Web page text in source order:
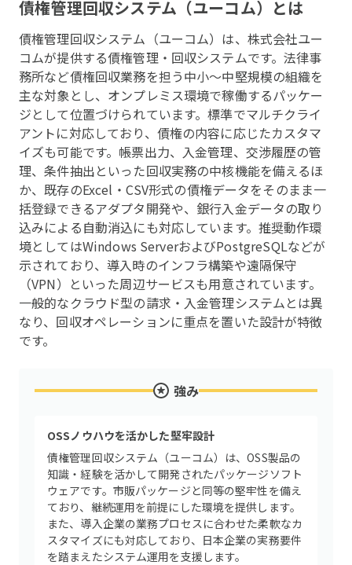
債権管理回収システム（ユーコム） とは
債権管理回収システム（ユーコム）は、株式会社ユー
コムが提供する債権管理・回収システムです。法律事
務所など債権回収業務を担う中小〜中堅規模の組織を
主な対象とし、オンプレミス環境で稼働するパッケー
ジとして位置づけられています。標準でマルチクライ
アントに対応しており、債権の内容に応じたカスタマ
イズも可能です。帳票出力、入金管理、交渉履歴の管
理、条件抽出といった回収実務の中核機能を備えるほ
か、既存のExcel・CSV形式の債権データをそのまま一
括登録できるアダプタ開発や、銀行入金データの取り
込みによる自動消込にも対応しています。推奨動作環
境としてはWindows ServerおよびPostgreSQLなどが
示されており、導入時のインフラ構築や遠隔保守
（VPN）といった周辺サービスも用意されています。
一般的なクラウド型の請求・入金管理システムとは異
なり、回収オペレーションに重点を置いた設計が特徴
です。
強み
OSSノウハウを活かした堅牢設計
債権管理回収システム（ユーコム）は、OSS製品の
知識・経験を活かして開発されたパッケージソフト
ウェアです。市販パッケージと同等の堅牢性を備え
ており、継続運用を前提にした環境を提供します。
また、導入企業の業務プロセスに合わせた柔軟なカ
スタマイズにも対応しており、日本企業の実務要件
を踏まえたシステム運用を支援します。